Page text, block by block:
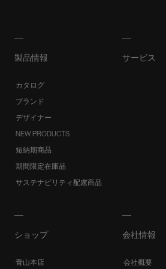
製品情報
カタログ
ブランド
デザイナー
NEW PRODUCTS
短納期商品
期間限定在庫品
サステナビリティ配慮商品
サービス
ショップ
青山本店
会社情報
会社概要